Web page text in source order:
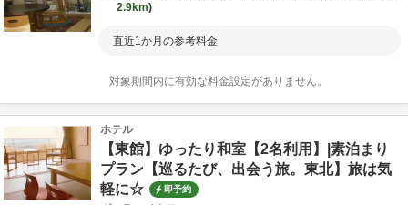
2.9km
直近1か月の参考料金
対象期間内に有効な料金設定がありません。
ホテル
【東館】ゆったり和室【2名利用】|素泊まり
プラン【巡るたび、出会う旅。東北】旅は気
軽に☆
即予約